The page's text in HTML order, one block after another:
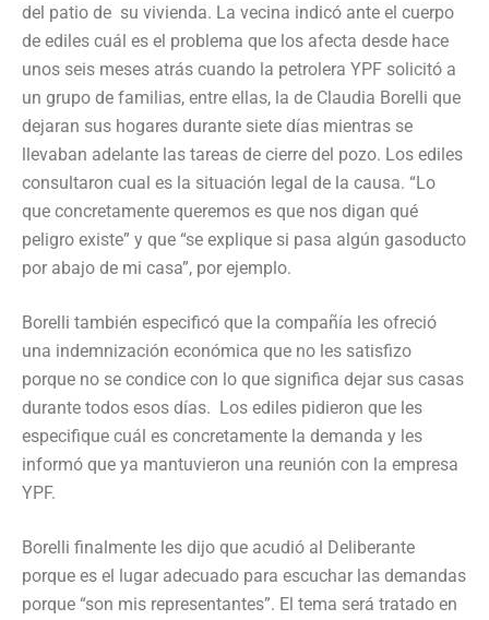
del patio de su vivienda. La vecina indicó ante el cuerpo
de ediles cuál es el problema que los afecta desde hace
unos seis meses atrás cuando la petrolera YPF solicitó a
un grupo de familias, entre ellas, la de Claudia Borelli que
dejaran sus hogares durante siete días mientras se
llevaban adelante las tareas de cierre del pozo. Los ediles
consultaron cual es la situación legal de la causa. “Lo
que concretamente queremos es que nos digan qué
peligro existe” y que “se explique si pasa algún gasoducto
por abajo de mi casa”, por ejemplo.
Borelli también especificó que la compañía les ofreció
una indemnización económica que no les satisfizo
porque no se condice con lo que significa dejar sus casas
durante todos esos días. Los ediles pidieron que les
especifique cuál es concretamente la demanda y les
informó que ya mantuvieron una reunión con la empresa
YPF.
Borelli finalmente les dijo que acudió al Deliberante
porque es el lugar adecuado para escuchar las demandas
porque “son mis representantes”. El tema será tratado en